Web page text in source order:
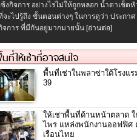
ซ้งกิจการ อย่างไรไม่ให้ถูกหลอก น้ำตาเช็ด
จะไปรู้ถึง ขั้นตอนต่างๆ ในการดูว่า ประกาศ
จการ ที่มีกันอยู่มากมายนั้น [อ่านต่อ]
ที่ให้เช่าที่อาจสนใจ
พื้นที่เช่าในพลาซ่าใต้โรงแ
39
ให้เช่าพื้นที่ด้านหน้าตลาด ใ
ไพร แหล่งพนักงานออฟฟิศ
เรือนไทย